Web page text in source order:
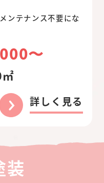
ンテナンス不要にな
〜
詳しく見る
装